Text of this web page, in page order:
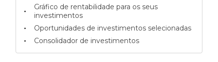
•
Gráfico de rentabilidade para os seus
investimentos
• Oportunidades de investimentos selecionadas
• Consolidador de investimentos